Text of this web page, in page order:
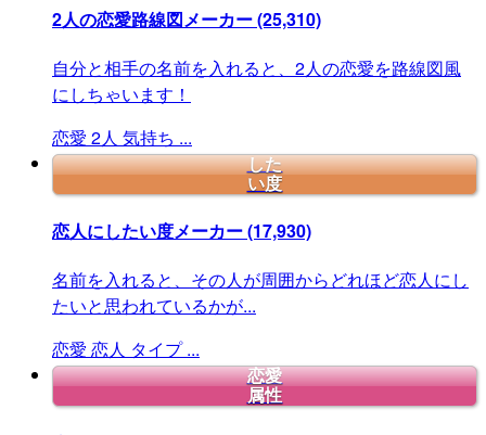
2人の恋愛路線図メーカー(25,310)
自分と相手の名前を入れると、2人の恋愛を路線図風
にしちゃいます！
恋愛 2人 気持ち ...
した
い度
恋人にしたい度メーカー(17,930)
名前を入れると、その人が周囲からどれほど恋人にし
たいと思われているかが...
恋愛 恋人 タイプ ...
恋愛
属性